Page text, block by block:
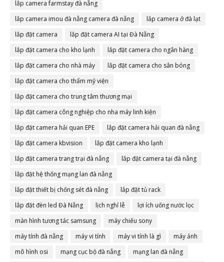
lắp camera farmstay đà nẵng
lắp camera imou đà nẵng camera đà nẵng
lắp camera ở đà lạt
lắp đặt camera
lắp đặt camera AI tại Đà Nẵng
lắp đặt camera cho kho lạnh
lắp đặt camera cho ngân hàng
lắp đặt camera cho nhà máy
lắp đặt camera cho sân bóng
lắp đặt camera cho thẩm mỹ viện
lắp đặt camera cho trung tâm thương mại
lắp đặt camera công nghiệp cho nha máy linh kiện
lắp đặt camera hải quan EPE
lắp đặt camera hải quan đà nẵng
lắp đặt camera kbvision
lắp đặt camera kho lạnh
lắp đặt camera trang trại đà nẵng
lắp đặt camera tại đà nẵng
lắp đặt hệ thống mạng lan đà nẵng
lắp đặt thiết bị chống sét đà nẵng
lắp đặt tủ rack
lắp đặt đèn led Đà Nẵng
lịch nghỉ lễ
lợi ích uống nước lọc
màn hình tương tác samsung
máy chiếu sony
máy tính đà nẵng
máy vi tính máy vi tính là gì
máy ảnh
mô hình osi
mạng cục bộ đà nẵng
mạng lan đà nẵng